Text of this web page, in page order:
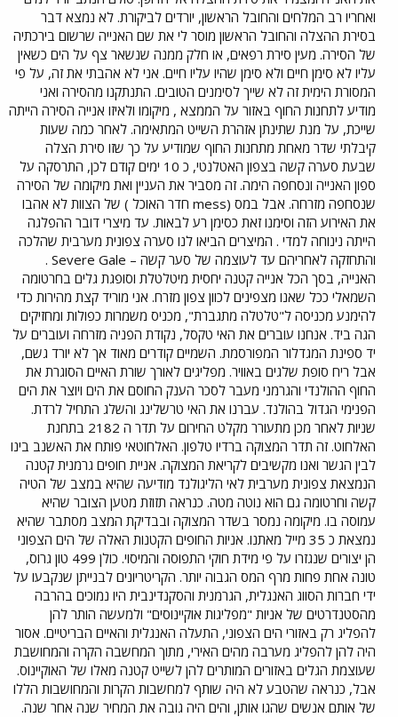
ואחריו רב המלחים והחובל הראשון, יורדים לביקורת. לא נמצא דבר
בסירת ההצלה והחובל הראשון מוסר לי את שם האנייה שרשום בירכתיה
של הסירה. מעין סירת רפאים, או חלק ממנה שנשאר צף על הים כשאין
עליו לא סימן חיים ולא סימן שהיו עליו חיים. אני לא אהבתי את זה, על פי
המסורת הימית זה לא שייך לסימנים הטובים. התנתקנו מהסירה ואני
מודיע לתחנות החוף באזור על הממצא , מיקומו ולאיזו אנייה הסירה הייתה
שייכת, על מנת שתינתן אזהרת השייט המתאימה. לאחר כמה שעות
קיבלתי שדר מאחת מתחנות החוף שמודיע על כך שזו סירת הצלה
שבעת סערה קשה בצפון האטלנטי, כ 10 ימים קודם לכן, התרסקה על
ספון האנייה ונסחפה הימה. זה מסביר את העניין ואת מיקומה של הסירה
שנסחפה מזרחה. אבל במס (mess חדר האוכל ) של הצוות לא אהבו
את האירוע הזה וסימנו זאת כסימן רע לבאות. עד מיצרי דובר ההפלגה
הייתה נינוחה למדי . המיצרים הביאו לנו סערה צפונית מערבית שהלכה
והתחזקה לאחריהם עד לעוצמה של סער קשה – Severe Gale .
האנייה, בסך הכל אנייה קטנה יחסית מיטלטלת וסופגת גלים בחרטומה
השמאלי ככל שאנו מצפינים לכוון צפון מזרח. אני מוריד קצת מהירות כדי
להימנע מכניסה ל"טלטלה מתגברת", מכניס משמרות כפולות ומחזיקים
הגה ביד. אנחנו עוברים את האי טקסל, נקודת הפניה מזרחה ועוברים על
יד ספינת המגדלור המפורסמת. השמיים קודרים מאוד אך לא יורד גשם,
אבל ריח סופת שלגים באוויר. מפליגים לאורך שורת האיים הסוגרת את
החוף ההולנדי והגרמני מעבר לסכר הענק החוסם את הים ויוצר את הים
הפנימי הגדול בהולנד. עברנו את האי טרשלינג והשלג התחיל לרדת.
שניות לאחר מכן מתעורר מקלט החירום על תדר ה 2182 בתחנת
האלחוט. זה תדר המצוקה ברדיו טלפון. האלחוטאי פותח את האשנב בינו
לבין הגשר ואנו מקשיבים לקריאת המצוקה. אניית חופים גרמנית קטנה
הנמצאת צפונית מערבית לאי הליגולנד מודיעה שהיא במצב של הטיה
קשה וחרטומה גם הוא נוטה מטה. כנראה תזוזת מטען הצובר שהיא
עמוסה בו. מיקומה נמסר בשדר המצוקה ובבדיקת המצב מסתבר שהיא
נמצאת כ 35 מייל מאתנו. אניות החופים הקטנות האלה של הים הצפוני
הן יצורים שנגזרו על פי מידת חוקי התפוסה והמיסוי. כולן 499 טון גרוס,
טונה אחת פחות מרף המס הגבוה יותר. הקריטריונים לבנייתן שנקבעו על
ידי חברות הסווג האנגלית, הגרמנית והסקנדינבית היו נמוכים בהרבה
מהסטנדרטים של אניות "מפליגות אוקיינוסים" ולמעשה הותר להן
להפליג רק באזורי הים הצפוני, התעלה האנגלית והאיים הבריטיים. אסור
היה להן להפליג מערבה מהים האירי, מתוך המחשבה הקרה והמחושבת
שעוצמת הגלים באזורים המותרים להן לשייט קטנה מאלו של האוקיינוס.
אבל, כנראה שהטבע לא היה שותף למחשבות הקרות והמחושבות הללו
של אותם אנשים שהגו אותן, והים היה גובה את המחיר שנה אחר שנה.